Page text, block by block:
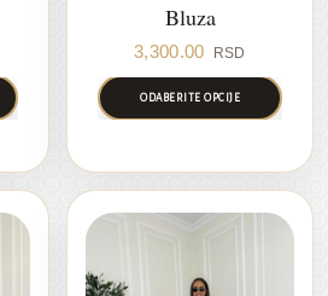
Bluza
3,300.00 RSD
ODABERITE OPCIJE